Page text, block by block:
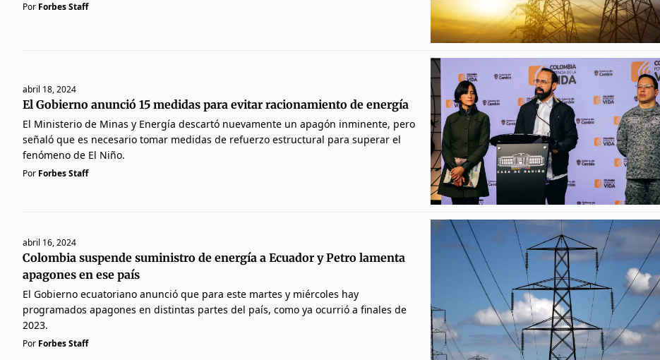
Por Forbes Staff
abril 18, 2024
El Gobierno anunció 15 medidas para evitar racionamiento de energía
El Ministerio de Minas y Energía descartó nuevamente un apagón inminente, pero
señaló que es necesario tomar medidas de refuerzo estructural para superar el
fenómeno de El Niño.
Por Forbes Staff
abril 16, 2024
Colombia suspende suministro de energía a Ecuador y Petro lamenta
apagones en ese país
El Gobierno ecuatoriano anunció que para este martes y miércoles hay
programados apagones en distintas partes del país, como ya ocurrió a finales de
2023.
Por Forbes Staff